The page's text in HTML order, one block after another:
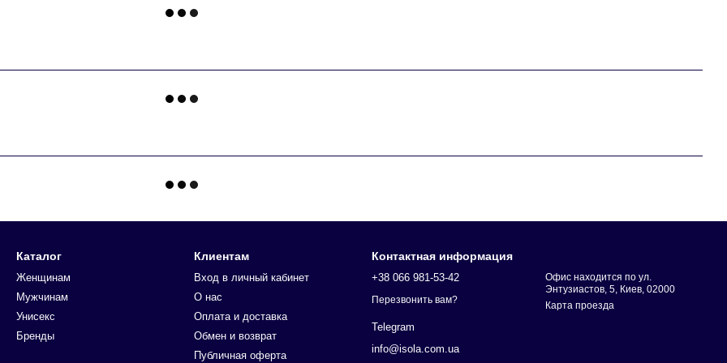
Каталог
Женщинам
Мужчинам
Унисекс
Бренды
Клиентам
Вход в личный кабинет
О нас
Оплата и доставка
Обмен и возврат
Публичная оферта
Контактная информация
+38 066 981-53-42
Перезвонить вам?
Telegram
info@isola.com.ua
Офис находится по ул.
Энтузиастов, 5, Киев, 02000
Карта проезда